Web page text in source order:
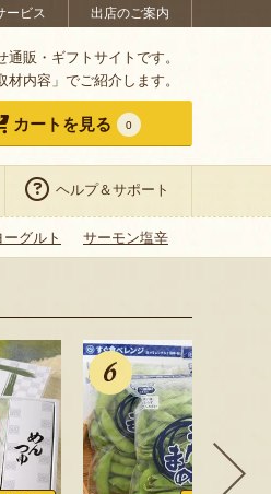
ービス 出店のご案内
販・ギフトサイトです。
内容」でご紹介します。
カートを見る 0
ヘルプ＆サポート
グルト サーモン塩辛